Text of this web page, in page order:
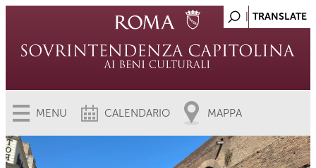
MENU CALENDARIO MAPPA